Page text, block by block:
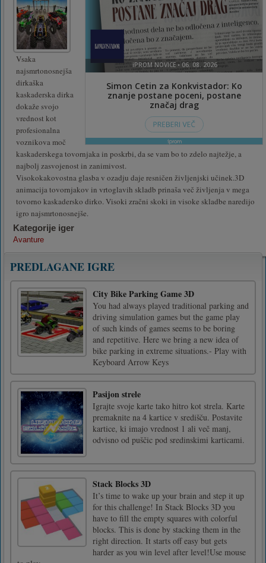
Vsaka
najsmrtonosnejša
dirkaška
kaskaderska dirka
dokaže svojo
vrednost kot
profesionalna
voznikova moč
kaskaderskega tovornjaka in poskrbi, da se vam bo to zdelo najtežje, a
najbolj zasvojenost in zanimivost.
Visokokakovostna glasba v ozadju daje resničen življenjski učinek.3D
animacija tovornjakov in vrtoglavih skladb prinaša več življenja v mega
tovorno kaskadersko dirko. Visoki zračni skoki in visoke skladbe naredijo
igro najsmrtonosnejše.
Kategorije iger
Avanture
PREDLAGANE IGRE
City Bike Parking Game 3D
You had always played traditional parking and
driving simulation games but the game play
of such kinds of games seems to be boring
and repetitive. Here we bring a new idea of
bike parking in extreme situations.- Play with
Keyboard Arrow Keys
Pasijon strele
Igrajte svoje karte tako hitro kot strela. Karte
premaknite na 4 kartice v središču. Postavite
kartice, ki imajo vrednost 1 ali več manj,
odvisno od puščic pod sredinskimi karticami.
Stack Blocks 3D
It’s time to wake up your brain and step it up
for this challenge! In Stack Blocks 3D you
have to fill the empty squares with colorful
blocks. This is done by stacking them in the
right direction. It starts off easy but gets
harder as you win level after level!Use mouse